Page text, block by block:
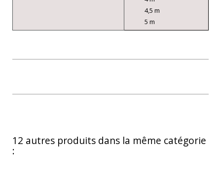
4,5 m
5 m
12 autres produits dans la même catégorie
: